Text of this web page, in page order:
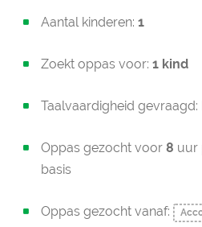
Aantal kinderen: 1
Zoekt oppas voor: 1 kind
Taalvaardigheid gevraagd:
Oppas gezocht voor 8 uur
basis
Oppas gezocht vanaf: